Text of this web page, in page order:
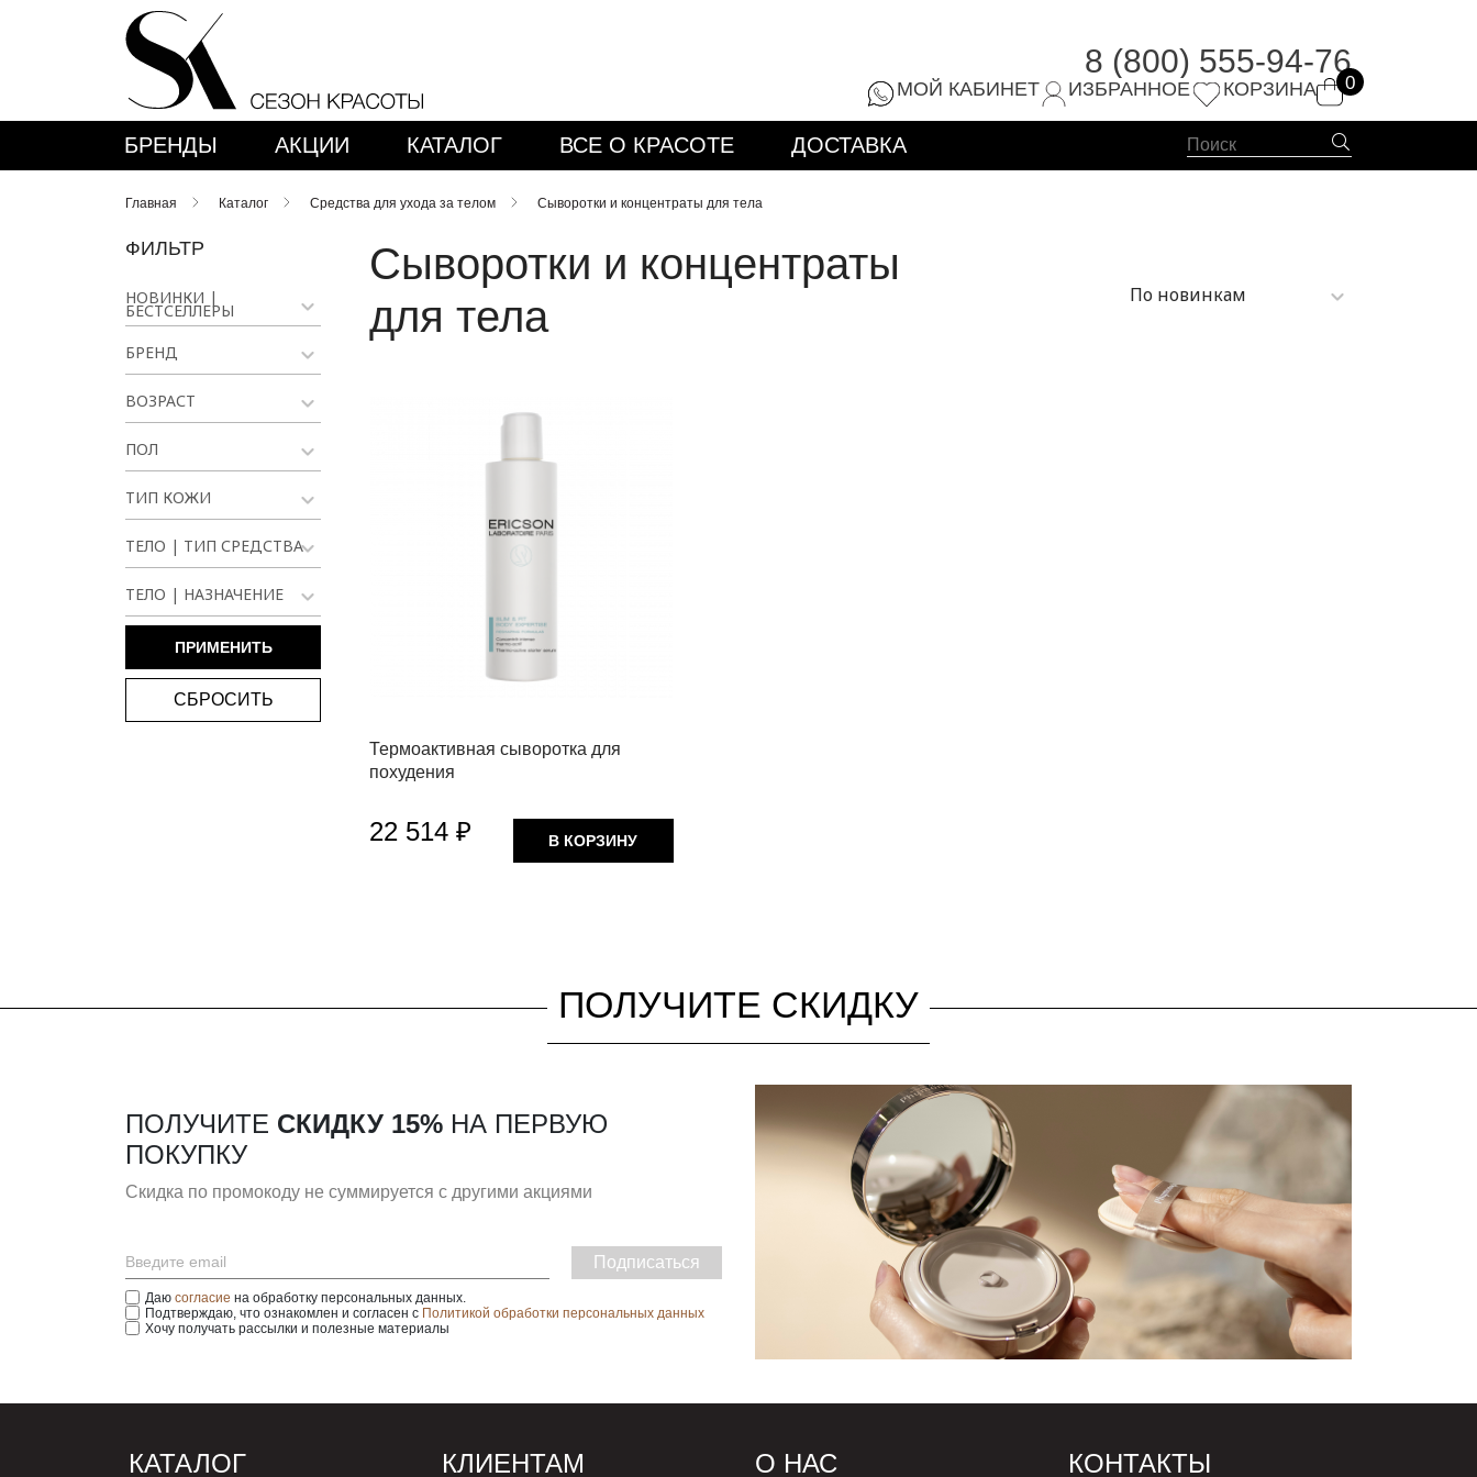
8 (800) 555-94-76
8 (800) 555-94-76
МОЙ КАБИНЕТ ИЗБРАННОЕ КОРЗИНА 0
БРЕНДЫ АКЦИИ КАТАЛОГ ВСЕ О КРАСОТЕ ДОСТАВКА
Главная Каталог Средства для ухода за телом Сыворотки и концентраты для тела
ФИЛЬТР
НОВИНКИ |
БЕСТСЕЛЛЕРЫ
БРЕНД
ВОЗРАСТ
ПОЛ
ТИП КОЖИ
ТЕЛО | ТИП СРЕДСТВА
ТЕЛО | НАЗНАЧЕНИЕ
СБРОСИТЬ
Сыворотки и концентраты
для тела
По новинкам
Термоактивная сыворотка для
похудения
22 514 ₽ В КОРЗИНУ
ПОЛУЧИТЕ СКИДКУ
ПОЛУЧИТЕ СКИДКУ 15% НА ПЕРВУЮ
ПОКУПКУ
Скидка по промокоду не суммируется с другими акциями
Подписаться
Даю согласие на обработку персональных данных.
Подтверждаю, что ознакомлен и согласен с Политикой обработки персональных данных
Хочу получать рассылки и полезные материалы
КАТАЛОГ КЛИЕНТАМ О НАС КОНТАКТЫ